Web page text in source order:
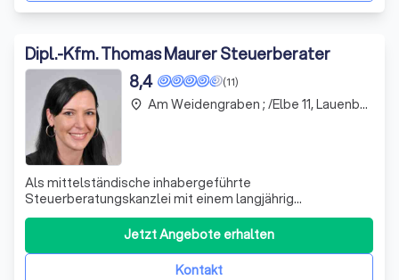
Dipl.-Kfm. Thomas Maurer Steuerberater
(11)
8,4
Als mittelständische inhabergeführte
Steuerberatungskanzlei mit einem langjährig
eingespielten Team bieten wir Ihnen ein breites Maß an
Fachkompetenz in den Bereichen der Steuerberatung,
Finanz- und Lohnbuchhaltung, betriebswirtschaftlichen
Beratung sowie in der Ausarbeitung und Erstellung von
Kontakt
Jetzt Angebote erhalten
place Am Weidengraben ; /Elbe 11, Lauenburg/Elbe